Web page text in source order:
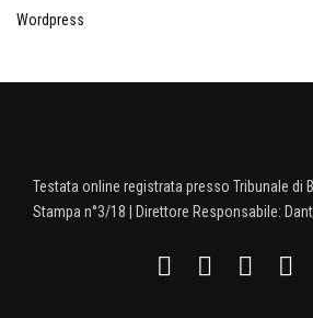
Wordpress
Testata online registrata presso Tribunale di
Stampa n°3/18 | Direttore Responsabile: